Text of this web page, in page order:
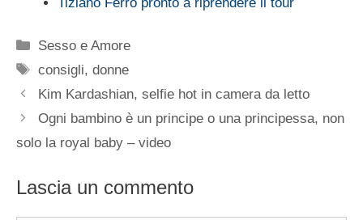
Categorie
Sesso e Amore
Tag
consigli,donne
Kim Kardashian, selfie hot in camera da letto
Ogni bambino è un principe o una principessa, non
solo la royal baby – video
Lascia un commento